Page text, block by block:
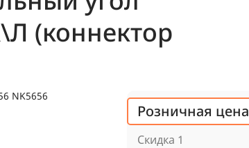
(коннектор
NK5656
Розничная цена
Скидка 1